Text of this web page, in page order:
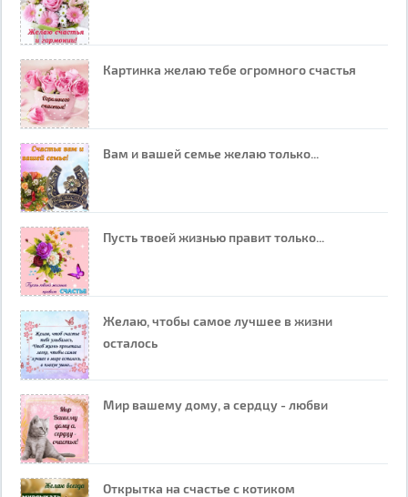
Картинка желаю тебе огромного счастья
Вам и вашей семье желаю только...
Пусть твоей жизнью правит только...
Желаю, чтобы самое лучшее в жизни
осталось
Мир вашему дому, а сердцу - любви
Открытка на счастье с котиком